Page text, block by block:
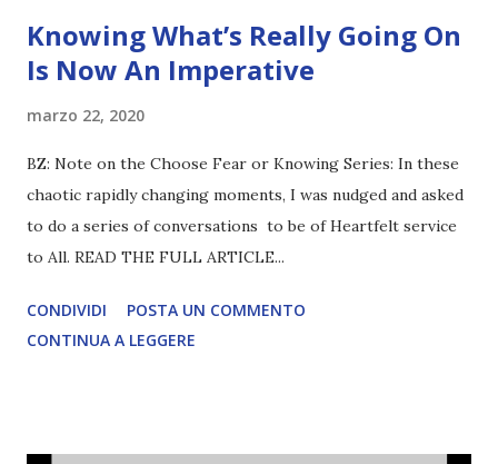
Knowing What’s Really Going On
Is Now An Imperative
marzo 22, 2020
BZ: Note on the Choose Fear or Knowing Series: In these
chaotic rapidly changing moments, I was nudged and asked
to do a series of conversations to be of Heartfelt service
to All. READ THE FULL ARTICLE...
CONDIVIDI
POSTA UN COMMENTO
CONTINUA A LEGGERE